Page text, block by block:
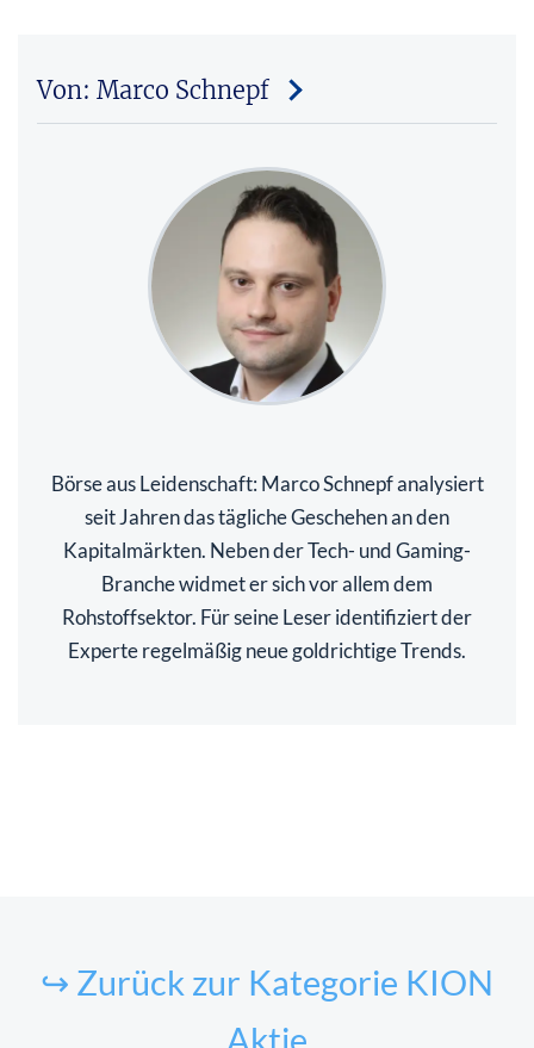
Von: Marco Schnepf
Börse aus Leidenschaft: Marco Schnepf analysiert
seit Jahren das tägliche Geschehen an den
Kapitalmärkten. Neben der Tech- und Gaming-
Branche widmet er sich vor allem dem
Rohstoffsektor. Für seine Leser identifiziert der
Experte regelmäßig neue goldrichtige Trends.
↪ Zurück zur Kategorie KION
Aktie